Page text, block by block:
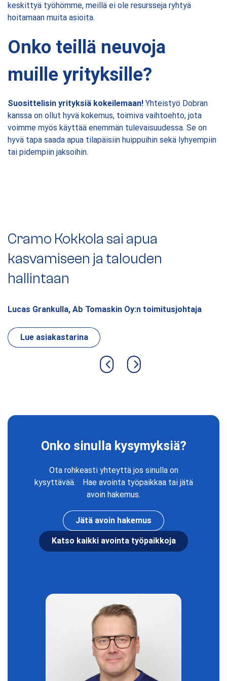
keskittyä työhömme, meillä ei ole resursseja ryhtyä
hoitamaan muita asioita.
Onko teillä neuvoja
muille yrityksille?
Suosittelisin yrityksiä kokeilemaan! Yhteistyö Dobran
kanssa on ollut hyvä kokemus, toimiva vaihtoehto, jota
voimme myös käyttää enemmän tulevaisuudessa. Se on
hyvä tapa saada apua tilapäisiin huippuihin sekä lyhyempiin
tai pidempiin jaksoihin.
Cramo Kokkola sai apua
kasvamiseen ja talouden
hallintaan
Lucas Grankulla, Ab Tomaskin Oy:n toimitusjohtaja
Lue asiakastarina
Previous slide
Next slide
Onko sinulla kysymyksiä?
Ota rohkeasti yhteyttä jos sinulla on
kysyttävää. Hae avointa työpaikkaa tai jätä
avoin hakemus.
Jätä avoin hakemus
Katso kaikki avointa työpaikkoja